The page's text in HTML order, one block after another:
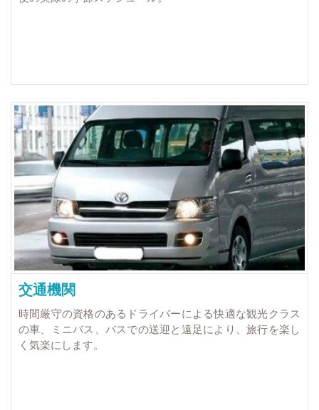
交通機関
時間厳守の資格のあるドライバーによる快適な観光クラス
の車、ミニバス、バスでの送迎と遠足により、旅行を楽し
く気楽にします。